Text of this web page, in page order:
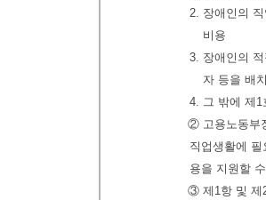
2. 장애인의
비용
3. 장애인의
자 등을 배
4. 그 밖에 제1
② 고용노동부
직업생활에
용을 지원할
③ 제1항 및 제